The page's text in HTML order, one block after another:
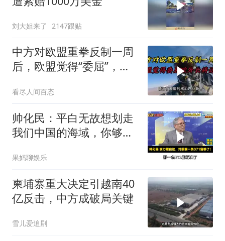
刘大姐来了 2147跟贴
中方对欧盟重拳反制一周
后，欧盟觉得“委屈”，欧
看尽人间百态
帅化民：平白无故想划走
我们中国的海域，你够格
果妈聊娱乐
柬埔寨重大决定引越南40
亿反击，中方成破局关键
雪儿爱追剧